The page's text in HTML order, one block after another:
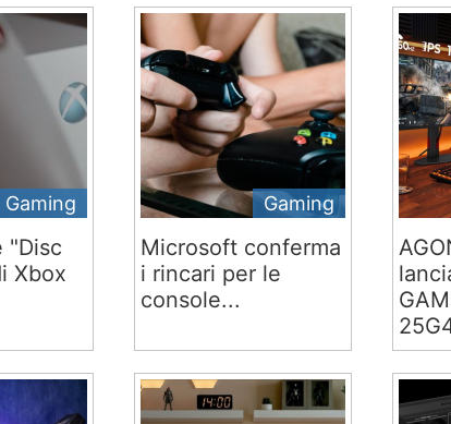
Gaming
"Disc
Xbox
Gaming
Microsoft conferma
i rincari per le
console...